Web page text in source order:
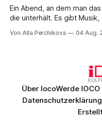
Ein Abend, an dem man das Atmen
die unterhält. Es gibt
Genau so war der Abend
Von Alla Perchikova 04 Aug.
Über IocoWerde
Datenschutzerklärung